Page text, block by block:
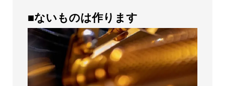
■ないものは作ります